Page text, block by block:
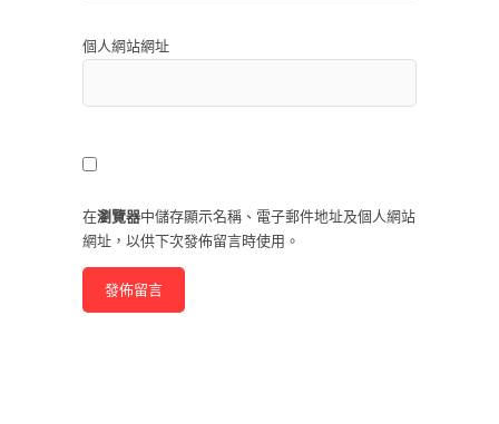
個人網站網址
在瀏覽器中儲存顯示名稱、電子郵件地址及個人網站
網址，以供下次發佈留言時使用。